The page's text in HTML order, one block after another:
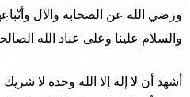
ورضي الله عن الصحابة والآل
والسلام علينا وعلى عباد الله
أشهد أن لا إله إلا الله وحده لا